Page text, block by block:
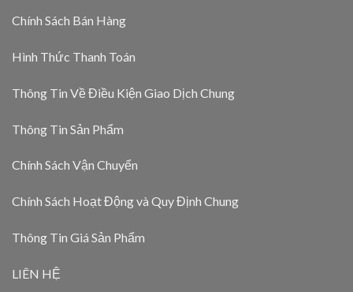
Chính Sách Bán Hàng
Hình Thức Thanh Toán
Thông Tin Về Điều Kiện Giao Dịch Chung
Thông Tin Sản Phẩm
Chính Sách Vận Chuyển
Chính Sách Hoạt Động và Quy Định Chung
Thông Tin Giá Sản Phẩm
LIÊN HỆ